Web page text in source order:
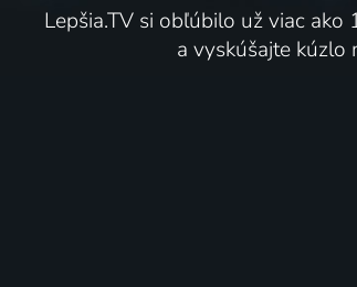
Lepšia.TV si obľúbilo už viac
a vyskúšajte kúzlo